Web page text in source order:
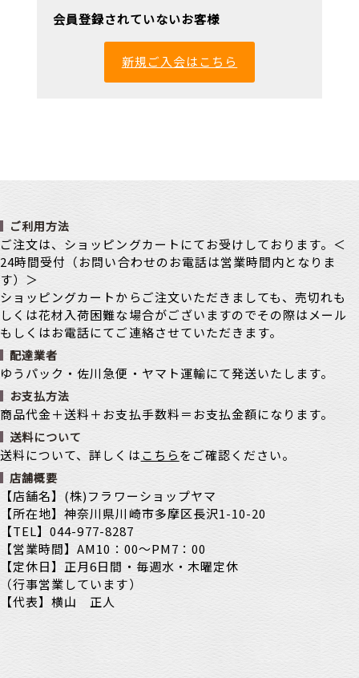
会員登録されていないお客様
新規ご入会はこちら
ご利用方法
ご注文は、ショッピングカートにてお受けしております。＜
24時間受付（お問い合わせのお電話は営業時間内となりま
す）＞
ショッピングカートからご注文いただきましても、売切れも
しくは花材入荷困難な場合がございますのでその際はメール
もしくはお電話にてご連絡させていただきます。
配達業者
ゆうパック・佐川急便・ヤマト運輸にて発送いたします。
お支払方法
商品代金＋送料＋お支払手数料＝お支払金額になります。
送料について
送料について、詳しくはこちらをご確認ください。
店舗概要
【店舗名】(株)フラワーショップヤマ
【所在地】神奈川県川崎市多摩区長沢1-10-20
【TEL】044-977-8287
【営業時間】AM10：00～PM7：00
【定休日】正月6日間・毎週水・木曜定休
（行事営業しています）
【代表】横山 正人